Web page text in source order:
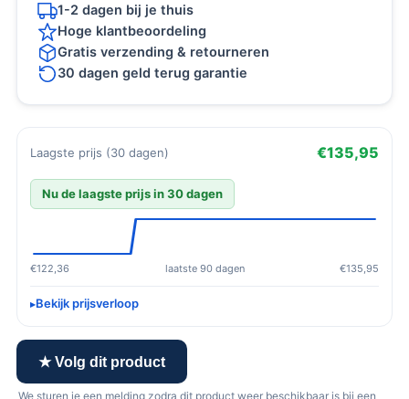
1-2 dagen bij je thuis
Hoge klantbeoordeling
Gratis verzending & retourneren
30 dagen geld terug garantie
Laagste prijs (30 dagen) €135,95
Nu de laagste prijs in 30 dagen
€122,36 laatste 90 dagen €135,95
Bekijk prijsverloop
★ Volg dit product
We sturen je een melding zodra dit product weer beschikbaar is bij een